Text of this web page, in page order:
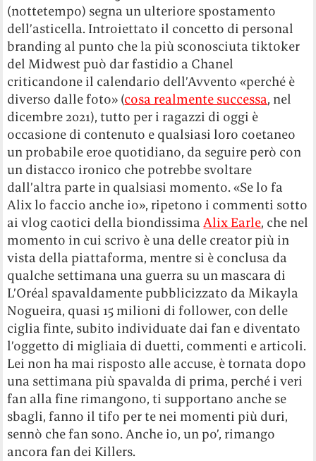
(nottetempo) segna un ulteriore spostamento
dell’asticella. Introiettato il concetto di personal
branding al punto che la più sconosciuta tiktoker
del Midwest può dar fastidio a Chanel
criticandone il calendario dell’Avvento «perché è
diverso dalle foto» (cosa realmente successa, nel
dicembre 2021), tutto per i ragazzi di oggi è
occasione di contenuto e qualsiasi loro coetaneo
un probabile eroe quotidiano, da seguire però con
un distacco ironico che potrebbe svoltare
dall’altra parte in qualsiasi momento. «Se lo fa
Alix lo faccio anche io», ripetono i commenti sotto
ai vlog caotici della biondissimaAlix Earle, che nel
momento in cui scrivo è una delle creator più in
vista della piattaforma, mentre si è conclusa da
qualche settimana una guerra su un mascara di
L’Oréal spavaldamente pubblicizzato da Mikayla
Nogueira, quasi 15 milioni di follower, con delle
ciglia finte, subito individuate dai fan e diventato
l’oggetto di migliaia di duetti, commenti e articoli.
Lei non ha mai risposto alle accuse, è tornata dopo
una settimana più spavalda di prima, perché i veri
fan alla fine rimangono, ti supportano anche se
sbagli, fanno il tifo per te nei momenti più duri,
sennò che fan sono. Anche io, un po’, rimango
ancora fan dei Killers.